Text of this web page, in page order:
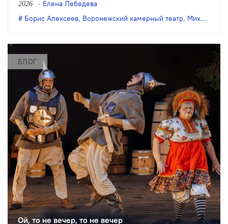
художественным явлением в
деятельность – феноменом
постоянного обновления сценического
искусства. Елена Лебедева вспоминает
главные события в истории этого
театра.
2026
Елена Лебедева
Борис Алексеев, Воронежский камерный театр, Михаил Бычков
БЛОГ
Ой, то не вечер, то не вечер